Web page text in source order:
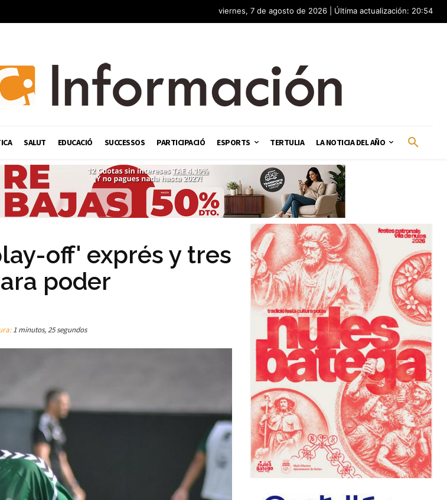
viernes, 7 de agosto de 2026 | Última actualización: 20:54
SALUT EDUCACIÓ SUCCESSOS PARTICIPACIÓ ESPORTS TERTULIA LA NOTICIA DEL AÑO
off' exprés y tres
poder
1 minutos, 25 segundos